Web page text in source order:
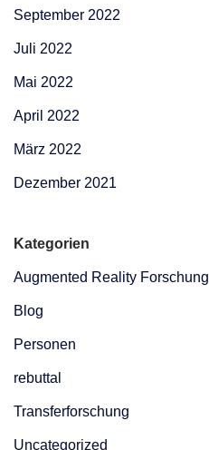
September 2022
Juli 2022
Mai 2022
April 2022
März 2022
Dezember 2021
Kategorien
Augmented Reality Forschung
Blog
Personen
rebuttal
Transferforschung
Uncategorized